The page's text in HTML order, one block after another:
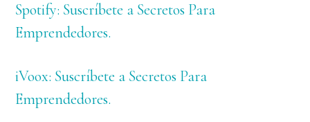
Spotify: Suscríbete a Secretos Para
Emprendedores.
iVoox: Suscríbete a Secretos Para
Emprendedores.